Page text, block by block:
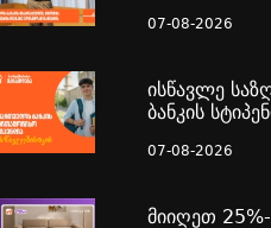
07-08-2026
ისწავლე
ბანკის
07-08-2026
მიიღეთ